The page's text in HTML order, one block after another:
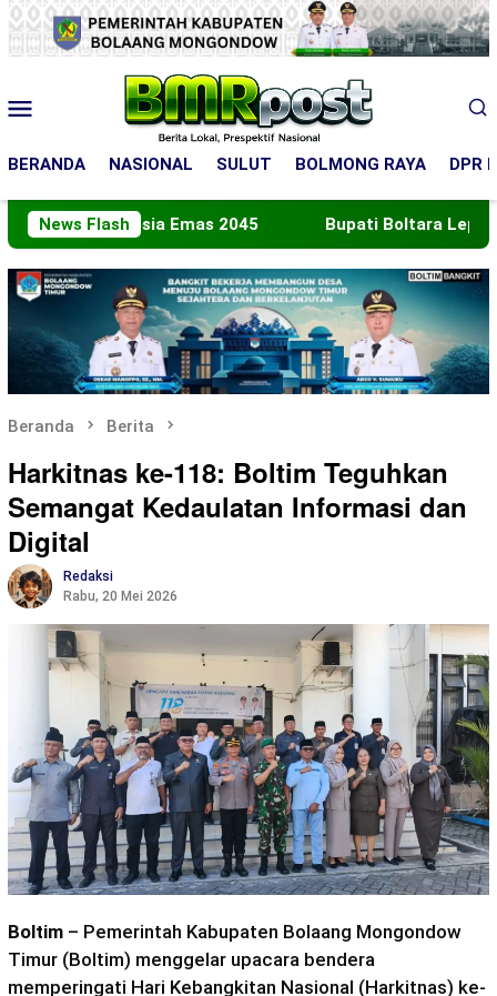
Loncat
ke
konten
Mobile
BERANDA NASIONAL SULUT BOLMONG RAYA DPR
News Flash
Emas 2045 Bupati Boltara Lepas Kontingen
Beranda Berita
Harkitnas ke-118: Boltim Teguhkan
Semangat Kedaulatan Informasi dan
Digital
Redaksi
Rabu, 20 Mei 2026
Boltim – Pemerintah Kabupaten Bolaang Mongondow
Timur (Boltim) menggelar upacara bendera
memperingati Hari Kebangkitan Nasional (Harkitnas) ke-